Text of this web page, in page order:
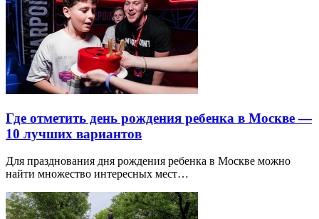
Где отметить день рождения ребенка в Москве —
10 лучших вариантов
Для празднования дня рождения ребенка в Москве можно
найти множество интересных мест…